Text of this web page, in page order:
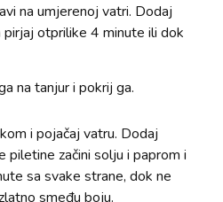
na umjerenoj vatri. Dodaj
otprilike 4 minute ili dok
na tanjur i pokrij ga.
i pojačaj vatru. Dodaj
piletine začini solju i paprom i
sa svake strane, dok ne
smeđu boju.